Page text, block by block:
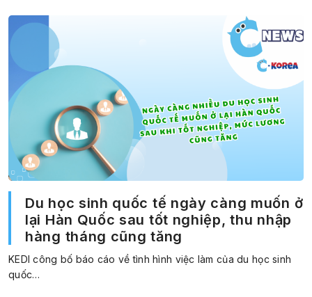
Du học sinh quốc tế ngày càng muốn ở
lại Hàn Quốc sau tốt nghiệp, thu nhập
hàng tháng cũng tăng
KEDI công bố báo cáo về tình hình việc làm của du học sinh
quốc…